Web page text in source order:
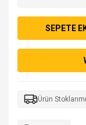
SEPETE
Ürün